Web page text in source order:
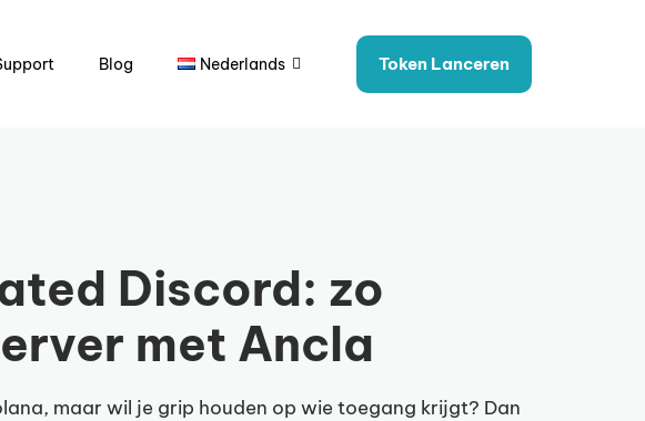
Blog Nederlands Token Lanceren
Discord: zo
met Ancla
maar wil je grip houden op wie toegang krijgt? Dan